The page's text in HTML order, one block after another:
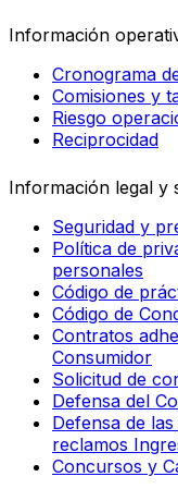
Información
Cronograma
Comisiones y
Riesgo
Reciprocidad
Información legal y
Seguridad y
Política de
personales
Código de
Código de
Contratos
Consumidor
Solicitud de
Defensa del
Defensa de
reclamos
Concursos y